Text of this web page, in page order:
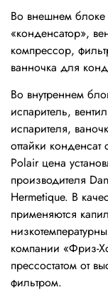
Во внешнем блоке
«конденсатор»,
компрессор,
ванночка для
Во внутреннем
испаритель,
испарителя,
оттайки
Polair цена
производителя
Hermetique. В
применяются
компании «Фриз-
прессостатом от
фильтром.